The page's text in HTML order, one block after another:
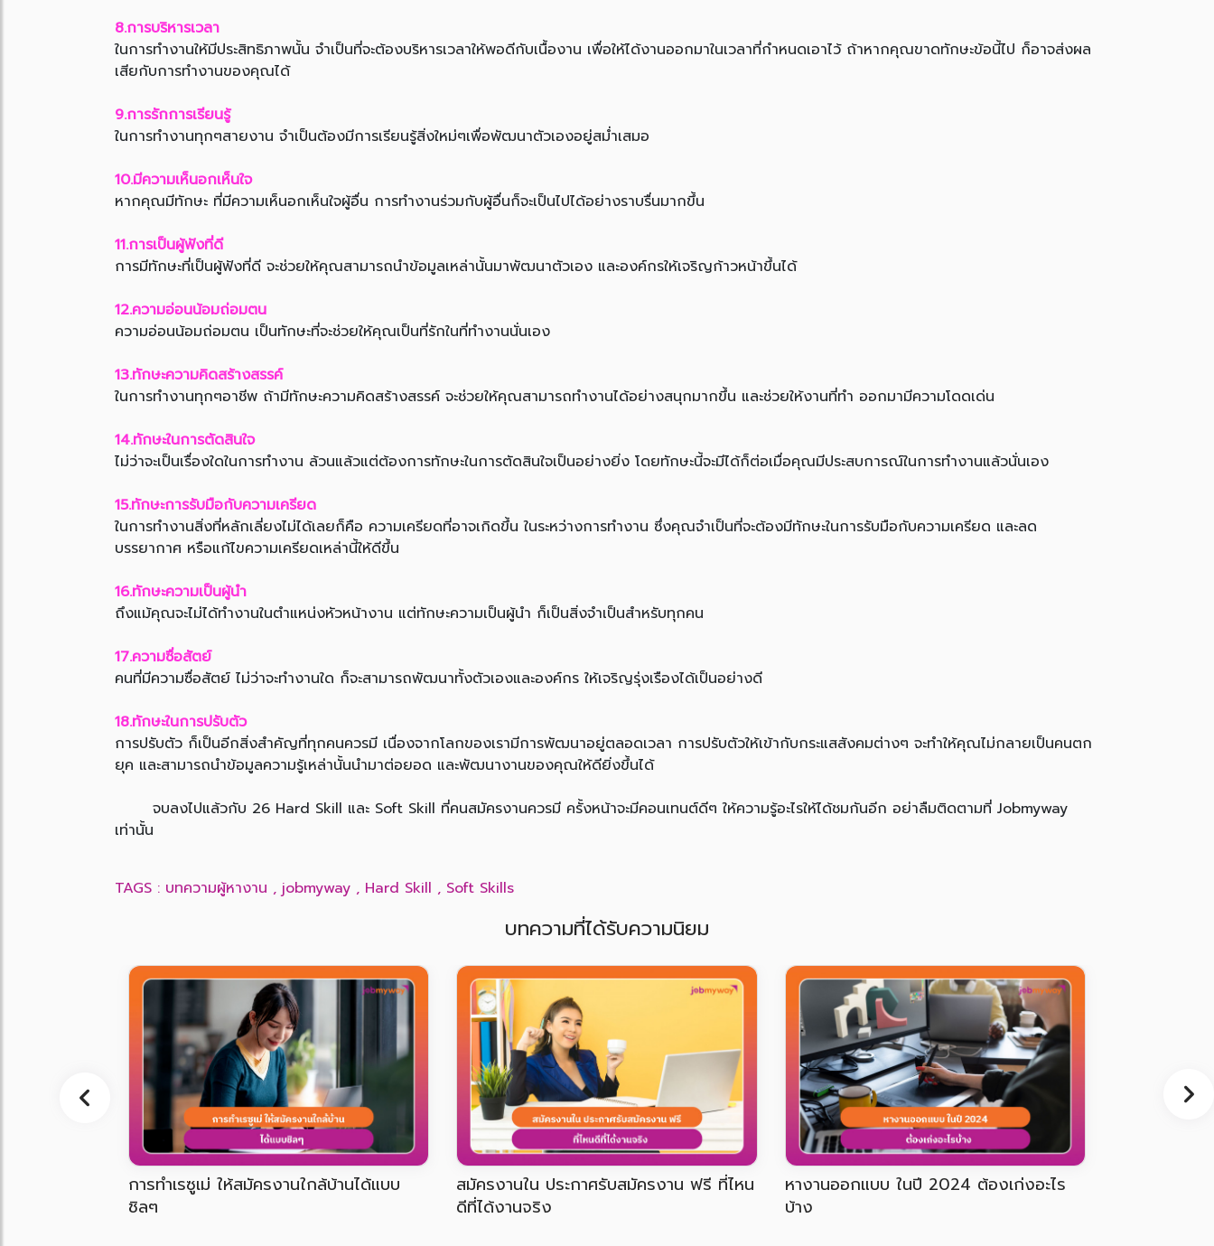
8.การบริหารเวลา
ในการทำงานให้มีประสิทธิภาพนั้น จำเป็นที่จะต้องบริหารเวลาให้พอดีกับเนื้องาน เพื่อให้ได้งานออกมาในเวลาที่กำหนดเอาไว้ ถ้าหากคุณขาดทักษะข้อนี้ไป ก็อาจส่งผล
เสียกับการทำงานของคุณได้
9.การรักการเรียนรู้
ในการทำงานทุกๆสายงาน จำเป็นต้องมีการเรียนรู้สิ่งใหม่ๆเพื่อพัฒนาตัวเองอยู่สม่ำเสมอ
10.มีความเห็นอกเห็นใจ
หากคุณมีทักษะ ที่มีความเห็นอกเห็นใจผู้อื่น การทำงานร่วมกับผู้อื่นก็จะเป็นไปได้อย่างราบรื่นมากขึ้น
11.การเป็นผู้ฟังที่ดี
การมีทักษะที่เป็นผู้ฟังที่ดี จะช่วยให้คุณสามารถนำข้อมูลเหล่านั้นมาพัฒนาตัวเอง และองค์กรให้เจริญก้าวหน้าขึ้นได้
12.ความอ่อนน้อมถ่อมตน
ความอ่อนน้อมถ่อมตน เป็นทักษะที่จะช่วยให้คุณเป็นที่รักในที่ทำงานนั่นเอง
13.ทักษะความคิดสร้างสรรค์
ในการทำงานทุกๆอาชีพ ถ้ามีทักษะความคิดสร้างสรรค์ จะช่วยให้คุณสามารถทำงานได้อย่างสนุกมากขึ้น และช่วยให้งานที่ทำ ออกมามีความโดดเด่น
14.ทักษะในการตัดสินใจ
ไม่ว่าจะเป็นเรื่องใดในการทำงาน ล้วนแล้วแต่ต้องการทักษะในการตัดสินใจเป็นอย่างยิ่ง โดยทักษะนี้จะมีได้ก็ต่อเมื่อคุณมีประสบการณ์ในการทำงานแล้วนั่นเอง
15.ทักษะการรับมือกับความเครียด
ในการทำงานสิ่งที่หลักเลี่ยงไม่ได้เลยก็คือ ความเครียดที่อาจเกิดขึ้น ในระหว่างการทำงาน ซึ่งคุณจำเป็นที่จะต้องมีทักษะในการรับมือกับความเครียด และลด
บรรยากาศ หรือแก้ไขความเครียดเหล่านี้ให้ดีขึ้น
16.ทักษะความเป็นผู้นำ
ถึงแม้คุณจะไม่ได้ทำงานในตำแหน่งหัวหน้างาน แต่ทักษะความเป็นผู้นำ ก็เป็นสิ่งจำเป็นสำหรับทุกคน
17.ความซื่อสัตย์
คนที่มีความซื่อสัตย์ ไม่ว่าจะทำงานใด ก็จะสามารถพัฒนาทั้งตัวเองและองค์กร ให้เจริญรุ่งเรืองได้เป็นอย่างดี
18.ทักษะในการปรับตัว
การปรับตัว ก็เป็นอีกสิ่งสำคัญที่ทุกคนควรมี เนื่องจากโลกของเรามีการพัฒนาอยู่ตลอดเวลา การปรับตัวให้เข้ากับกระแสสังคมต่างๆ จะทำให้คุณไม่กลายเป็นคนตก
ยุค และสามารถนำข้อมูลความรู้เหล่านั้นนำมาต่อยอด และพัฒนางานของคุณให้ดียิ่งขึ้นได้
จบลงไปแล้วกับ 26 Hard Skill และ Soft Skill ที่คนสมัครงานควรมี ครั้งหน้าจะมีคอนเทนต์ดีๆ ให้ความรู้อะไรให้ได้ชมกันอีก อย่าลืมติดตามที่ Jobmyway
เท่านั้น
TAGS : บทความผู้หางาน , jobmyway , Hard Skill , Soft Skills
บทความที่ได้รับความนิยม
งาน digital marketing agency ต้องมี
ทักษะอะไรบ้าง
วิธีเตรียมตัวก่อนสัมภาษณ์งานออนไลน์ ให้
น่าสนใจ
หาพนักงาน ฟรี ยังไงให้น่าเชื่อถือและคน
สมัครเยอะ